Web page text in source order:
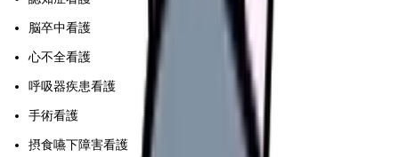
脳卒中看護
心不全看護
呼吸器疾患看護
手術看護
摂食嚥下障害看護